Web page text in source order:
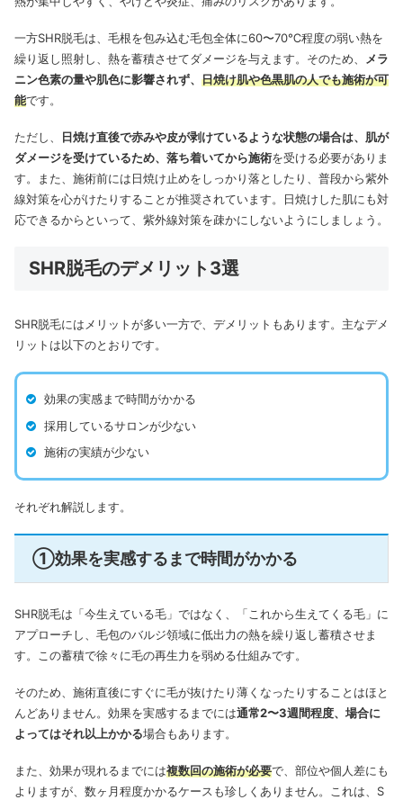
一方SHR脱毛は、毛根を包み込む毛包全体に60〜70℃程度の弱い熱を
繰り返し照射し、熱を蓄積させてダメージを与えます。そのため、
メラ
ニン色素の量や肌色に影響されず、 日焼け肌や色黒肌の人でも施術が可
能です。
ただし、
日焼け直後で赤みや皮が剥けているような状態の場合は、肌が
ダメージを受けているため、落ち着いてから施術を受ける必要がありま
す。また、施術前には日焼け止めをしっかり落としたり、普段から紫外
線対策を心がけたりすることが推奨されています。日焼けした肌にも対
応できるからといって、紫外線対策を疎かにしないようにしましょう。
SHR脱毛のデメリット3選
SHR脱毛にはメリットが多い一方で、デメリットもあります。主なデメ
リットは以下のとおりです。
効果の実感まで時間がかかる
採用しているサロンが少ない
施術の実績が少ない
それぞれ解説します。
①効果を実感するまで時間がかかる
SHR脱毛は「今生えている毛」ではなく、「これから生えてくる毛」に
アプローチし、毛包のバルジ領域に低出力の熱を繰り返し蓄積させま
す。この蓄積で徐々に毛の再生力を弱める仕組みです。
そのため、施術直後にすぐに毛が抜けたり薄くなったりすることはほと
んどありません。効果を実感するまでには通常2〜3週間程度、場合に
よってはそれ以上かかる場合もあります。
また、効果が現れるまでには複数回の施術が必要で、部位や個人差にも
よりますが、数ヶ月程度かかるケースも珍しくありません。これは、S